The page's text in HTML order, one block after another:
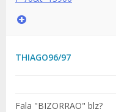
THIAGO96/97
Fala "BIZORRAO" blz?